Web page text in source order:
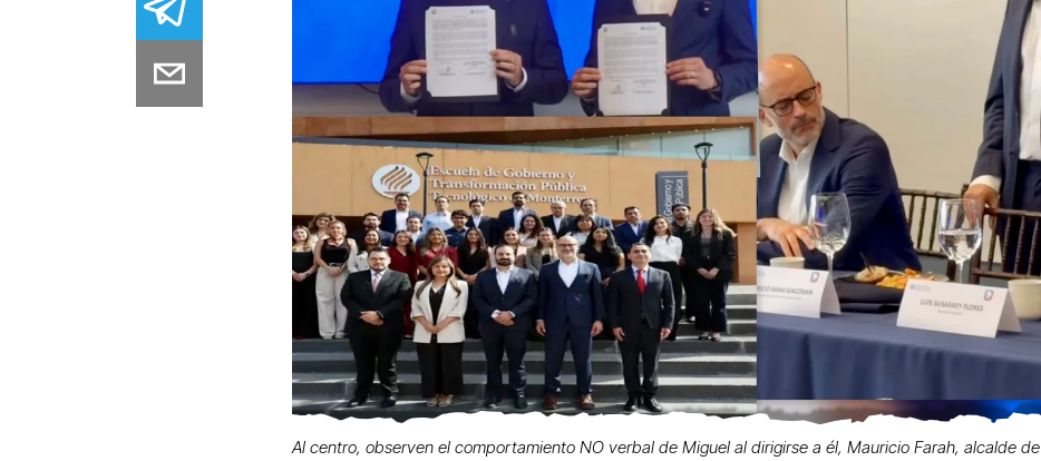
Al centro, observen el comportamiento NO verbal de Miguel al dirigirse a él, Mauricio Farah, alcalde de